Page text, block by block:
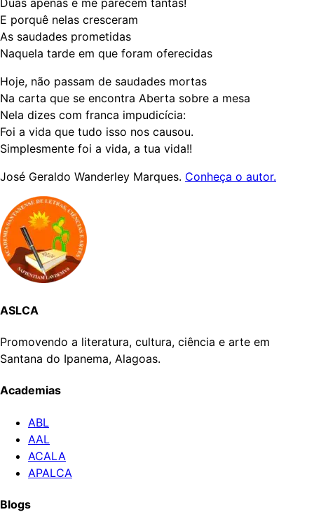
E porquê nelas cresceram
As saudades prometidas
Naquela tarde em que foram oferecidas
Hoje, não passam de saudades mortas
Na carta que se encontra Aberta sobre a mesa
Nela dizes com franca impudicícia:
Foi a vida que tudo isso nos causou.
Simplesmente foi a vida, a tua vida!!
José Geraldo Wanderley Marques. Conheça o autor.
ASLCA
Promovendo a literatura, cultura, ciência e arte em
Santana do Ipanema, Alagoas.
Academias
ABL
AAL
ACALA
APALCA
Blogs